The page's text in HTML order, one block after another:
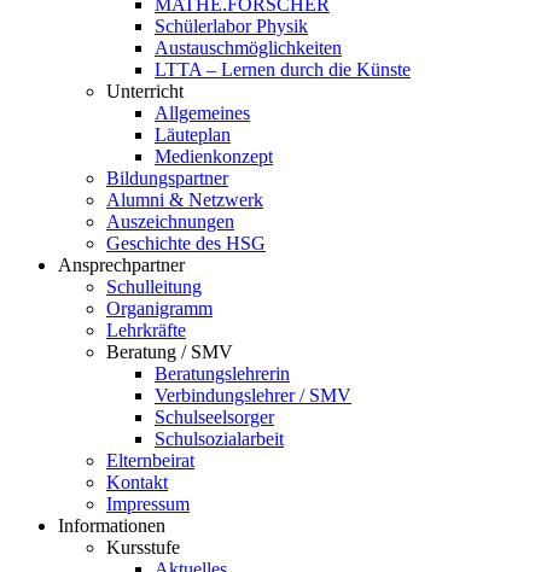
MATHE.FORSCHER
Schülerlabor Physik
Austauschmöglichkeiten
LTTA – Lernen durch die Künste
Unterricht
Allgemeines
Läuteplan
Medienkonzept
Bildungspartner
Alumni & Netzwerk
Auszeichnungen
Geschichte des HSG
Ansprechpartner
Schulleitung
Organigramm
Lehrkräfte
Beratung / SMV
Beratungslehrerin
Verbindungslehrer / SMV
Schulseelsorger
Schulsozialarbeit
Elternbeirat
Kontakt
Impressum
Informationen
Kursstufe